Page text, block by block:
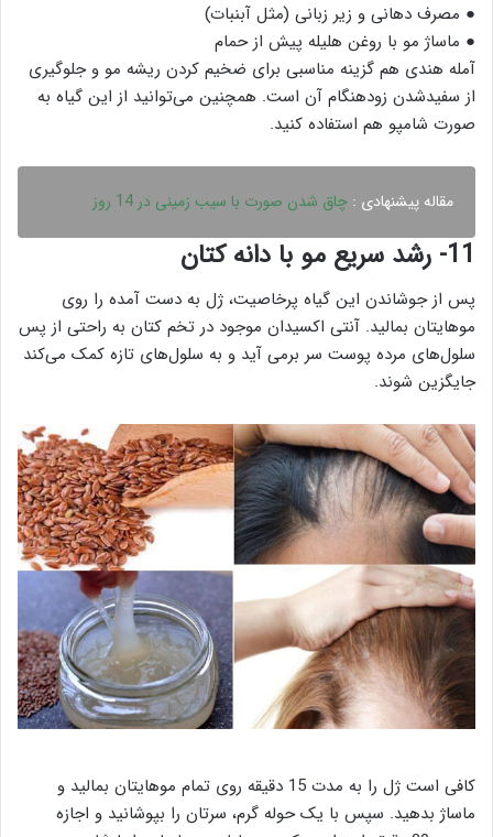
● مصرف دهانی و زیر زبانی (مثل آبنبات)
● ماساژ مو با روغن هلیله پیش از حمام
آمله هندی هم گزینه مناسبی برای ضخیم کردن ریشه مو و جلوگیری
از سفیدشدن زودهنگام آن است. همچنین می‌توانید از این گیاه به
صورت شامپو هم استفاده کنید.
مقاله پیشنهادی : چاق شدن صورت با سیب زمینی در 14 روز
11- رشد سریع مو با دانه کتان
پس از جوشاندن این گیاه پرخاصیت، ژل به دست آمده را روی
موهایتان بمالید. آنتی اکسیدان موجود در تخم کتان به راحتی از پس
سلول‌های مرده پوست سر برمی آید و به سلول‌های تازه کمک می‌کند
جایگزین شوند.
کافی است ژل را به مدت 15 دقیقه روی تمام موهایتان بمالید و
ماساژ بدهید. سپس با یک حوله گرم، سرتان را بپوشانید و اجازه